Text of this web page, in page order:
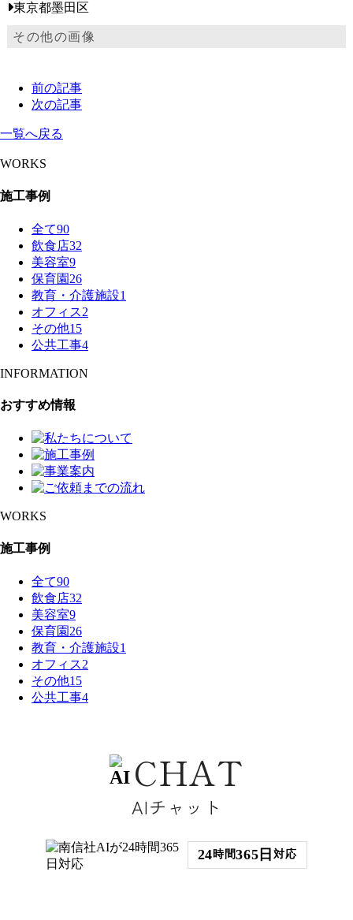
東京都墨田区
その他の画像
前の記事
次の記事
一覧へ戻る
WORKS
施工事例
全て90
飲食店32
美容室9
保育園 26
教育・介護施設1
オフィス2
その他15
公共工事4
INFORMATION
おすすめ情報
WORKS
施工事例
全て90
飲食店32
美容室9
保育園 26
教育・介護施設1
オフィス2
その他15
公共工事4
CHAT
AIチャット
24時間365日対応